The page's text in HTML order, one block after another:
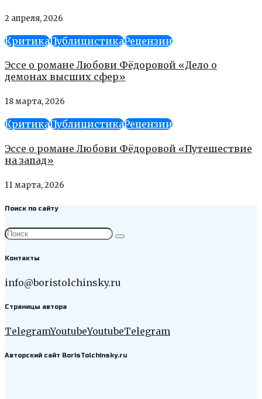
2 апреля, 2026
КритикаПублицистикаРецензии
Эссе о романе Любови Фёдоровой «Дело о
демонах высших сфер»
18 марта, 2026
КритикаПублицистикаРецензии
Эссе о романе Любови Фёдоровой «Путешествие
на запад»
11 марта, 2026
Поиск по сайту
Контакты
info@boristolchinsky.ru
Страницы автора
TelegramYoutubeYoutubeTelegram
Авторский сайт BorisTolchinsky.ru